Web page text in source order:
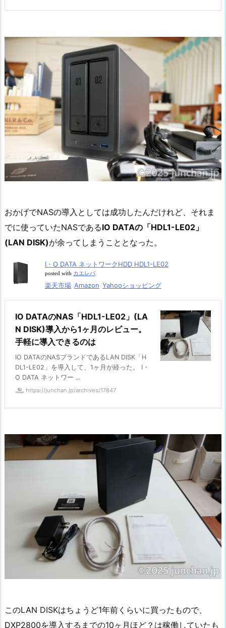
おかげでNASの導入としては成功したんだけれど、それま
でに使っていたNASであるIO DATAの「HDL1-LE02」
(LAN DISK)が余ってしまうこととなった。
I・O DATA ネットワークHDD HDL1-LE02
posted with カエレバ
楽天市場 Amazon Yahooショッピング
IO DATAのNAS「HDL1-LE02」(LA
N DISK)導入から1ヶ月のレビュー。
手軽に導入できるのは
IO DATAのNASブランドであるLAN DISK「H
DL1-LE02」を導入して、1ヶ月が経った。 I・
O DATA ネットワー ...
https://junchan.jp/archives/17847
このLAN DISKはちょうど1年前くらいに買ったもので、
DXP2800を導入するまでの10ヶ月ほど？は稼働していたも